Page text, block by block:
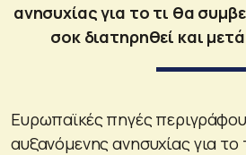
ανησυχίας για το τι θα
σοκ διατηρηθεί και
Ευρωπαϊκές πηγές
αυξανόμενης ανησυχίας για το